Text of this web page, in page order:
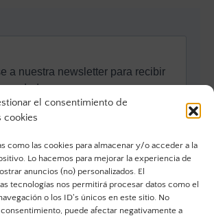
el consentimiento de
cookies
como las cookies para almacenar y/o acceder a la
Lo hacemos para mejorar la experiencia de
anuncios (no) personalizados. El
tecnologías nos permitirá procesar datos como el
o los ID's únicos en este sitio. No
puede afectar negativamente a